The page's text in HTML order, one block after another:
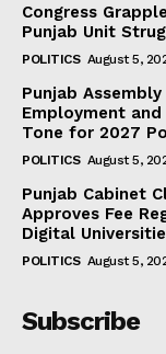
Congress
Punjab Unit
POLITICS August 5,
Punjab Assembly
Employment
Tone for 2027
POLITICS August 5,
Punjab Cabinet
Approves Fee
Digital
POLITICS August 5,
Subscribe